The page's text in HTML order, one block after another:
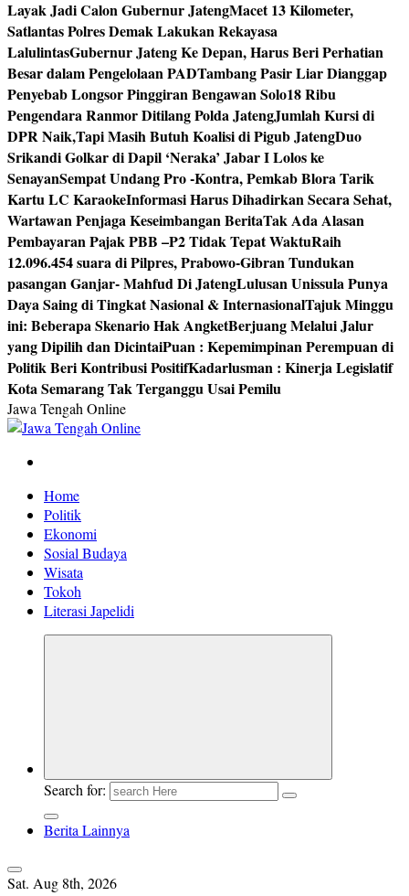
Layak Jadi Calon Gubernur JatengMacet 13 Kilometer,
Satlantas Polres Demak Lakukan Rekayasa
LalulintasGubernur Jateng Ke Depan, Harus Beri Perhatian
Besar dalam Pengelolaan PADTambang Pasir Liar Dianggap
Penyebab Longsor Pinggiran Bengawan Solo18 Ribu
Pengendara Ranmor Ditilang Polda JatengJumlah Kursi di
DPR Naik,Tapi Masih Butuh Koalisi di Pigub JatengDuo
Srikandi Golkar di Dapil ‘Neraka’ Jabar I Lolos ke
SenayanSempat Undang Pro -Kontra, Pemkab Blora Tarik
Kartu LC KaraokeInformasi Harus Dihadirkan Secara Sehat,
Wartawan Penjaga Keseimbangan BeritaTak Ada Alasan
Pembayaran Pajak PBB –P2 Tidak Tepat WaktuRaih
12.096.454 suara di Pilpres, Prabowo-Gibran Tundukan
pasangan Ganjar- Mahfud Di JatengLulusan Unissula Punya
Daya Saing di Tingkat Nasional & InternasionalTajuk Minggu
ini: Beberapa Skenario Hak AngketBerjuang Melalui Jalur
yang Dipilih dan DicintaiPuan : Kepemimpinan Perempuan di
Politik Beri Kontribusi PositifKadarlusman : Kinerja Legislatif
Kota Semarang Tak Terganggu Usai Pemilu
Jawa Tengah Online
Berita Jawa Tengah Terbaru dan Terkini
Home
Politik
Ekonomi
Sosial Budaya
Wisata
Tokoh
Literasi Japelidi
Search for:
Berita Lainnya
Sat. Aug 8th, 2026